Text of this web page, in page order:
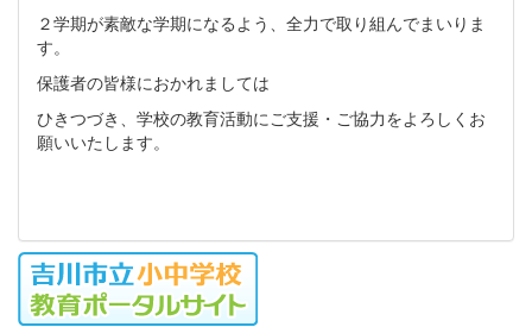
２学期が素敵な学期になるよう、全力で取り組んでまいりま
す。
保護者の皆様におかれましては
ひきつづき、学校の教育活動にご支援・ご協力をよろしくお
願いいたします。